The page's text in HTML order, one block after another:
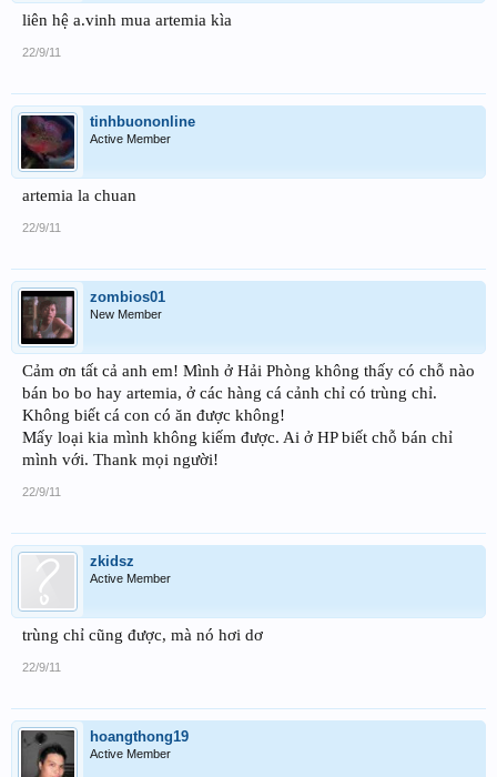
liên hệ a.vinh mua artemia kìa
22/9/11
tinhbuononline
Active Member
artemia la chuan
22/9/11
zombios01
New Member
Cảm ơn tất cả anh em! Mình ở Hải Phòng không thấy có chỗ nào
bán bo bo hay artemia, ở các hàng cá cảnh chỉ có trùng chỉ.
Không biết cá con có ăn được không!
Mấy loại kia mình không kiếm được. Ai ở HP biết chỗ bán chỉ
mình với. Thank mọi người!
22/9/11
zkidsz
Active Member
trùng chỉ cũng được, mà nó hơi dơ
22/9/11
hoangthong19
Active Member